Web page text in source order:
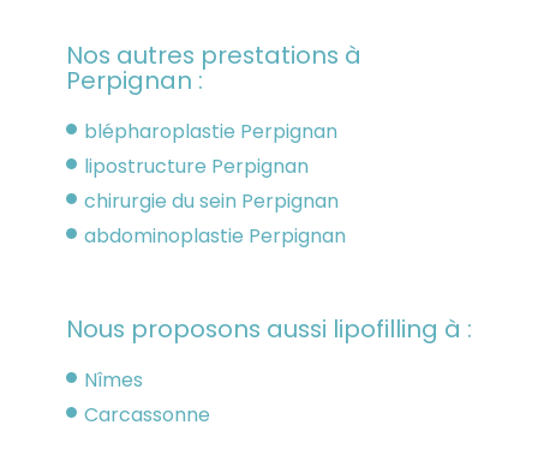
Nos autres prestations à
Perpignan :
blépharoplastie Perpignan
lipostructure Perpignan
chirurgie du sein Perpignan
abdominoplastie Perpignan
Nous proposons aussi lipofilling à :
Nîmes
Carcassonne